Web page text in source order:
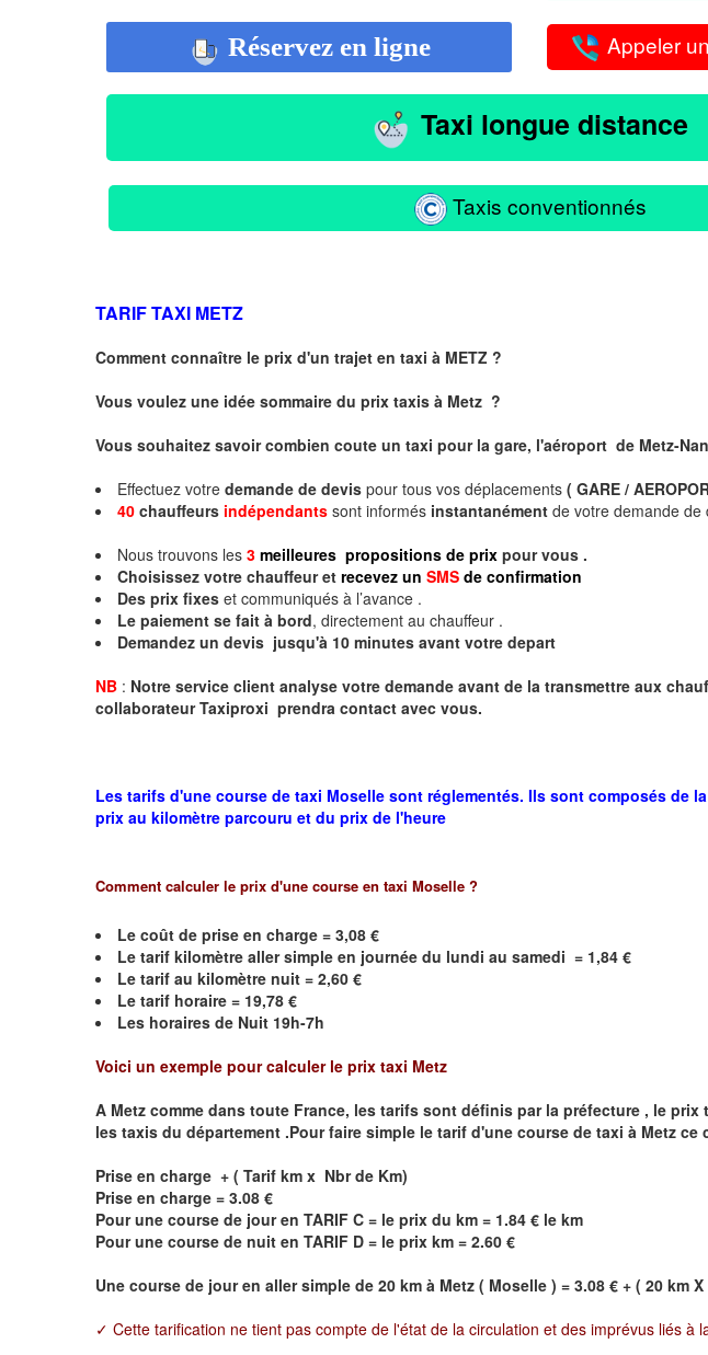
Réservez en ligne Appeler
Taxi longue distance
Taxis conventionnés
TARIF TAXI METZ
Comment connaître le prix d'un trajet en taxi à METZ ?
Vous voulez une idée sommaire du prix taxis à Metz ?
Vous souhaitez savoir combien coute un taxi pour la gare, l'aéroport de Metz-
Effectuez votre demande de devis pour tous vos déplacements ( GARE /
40 chauffeurs indépendants sont informés instantanément de votre demande de
Nous trouvons les 3 meilleures propositions de prix pour vous .
Choisissez votre chauffeur et recevez un SMS de confirmation
Des prix fixes et communiqués à l’avance .
Le paiement se fait à bord, directement au chauffeur .
Demandez un devis jusqu'à 10 minutes avant votre depart
NB : Notre service client analyse votre demande avant de la transmettre aux
collaborateur Taxiproxi prendra contact avec vous.
Les tarifs d'une course de taxi Moselle sont réglementés. Ils sont composés de
prix au kilomètre parcouru et du prix de l'heure
Comment calculer le prix d'une course en taxi Moselle ?
Le coût de prise en charge = 3,08 €
Le tarif kilomètre aller simple en journée du lundi au samedi = 1,84 €
Le tarif au kilomètre nuit = 2,60 €
Le tarif horaire = 19,78 €
Les horaires de Nuit 19h-7h
Voici un exemple pour calculer le prix taxi Metz
A Metz comme dans toute France, les tarifs sont définis par la préfecture , le prix
les taxis du département .Pour faire simple le tarif d'une course de taxi à Metz ce
Prise en charge + ( Tarif km x Nbr de Km)
Prise en charge = 3.08 €
Pour une course de jour en TARIF C = le prix du km = 1.84 € le km
Pour une course de nuit en TARIF D = le prix km = 2.60 €
Une course de jour en aller simple de 20 km à Metz ( Moselle ) = 3.08 € + ( 20 km
✓ Cette tarification ne tient pas compte de l'état de la circulation et des imprévus liés à